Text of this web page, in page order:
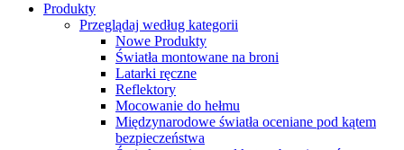
Produkty
Przeglądaj według kategorii
Nowe Produkty
Światła montowane na broni
Latarki ręczne
Reflektory
Mocowanie do hełmu
Międzynarodowe światła oceniane pod kątem
bezpieczeństwa